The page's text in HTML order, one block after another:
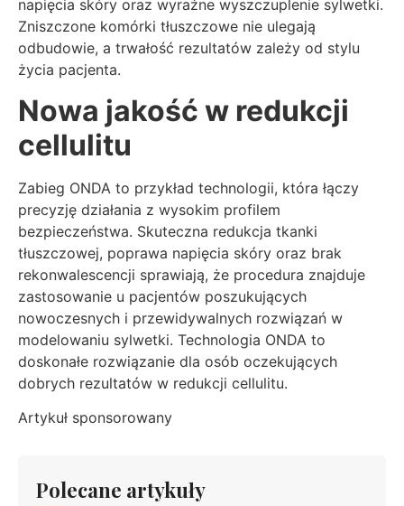
napięcia skóry oraz wyraźne wyszczuplenie sylwetki.
Zniszczone komórki tłuszczowe nie ulegają
odbudowie, a trwałość rezultatów zależy od stylu
życia pacjenta.
Nowa jakość w redukcji
cellulitu
Zabieg ONDA to przykład technologii, która łączy
precyzję działania z wysokim profilem
bezpieczeństwa. Skuteczna redukcja tkanki
tłuszczowej, poprawa napięcia skóry oraz brak
rekonwalescencji sprawiają, że procedura znajduje
zastosowanie u pacjentów poszukujących
nowoczesnych i przewidywalnych rozwiązań w
modelowaniu sylwetki. Technologia ONDA to
doskonałe rozwiązanie dla osób oczekujących
dobrych rezultatów w redukcji cellulitu.
Artykuł sponsorowany
Polecane artykuły